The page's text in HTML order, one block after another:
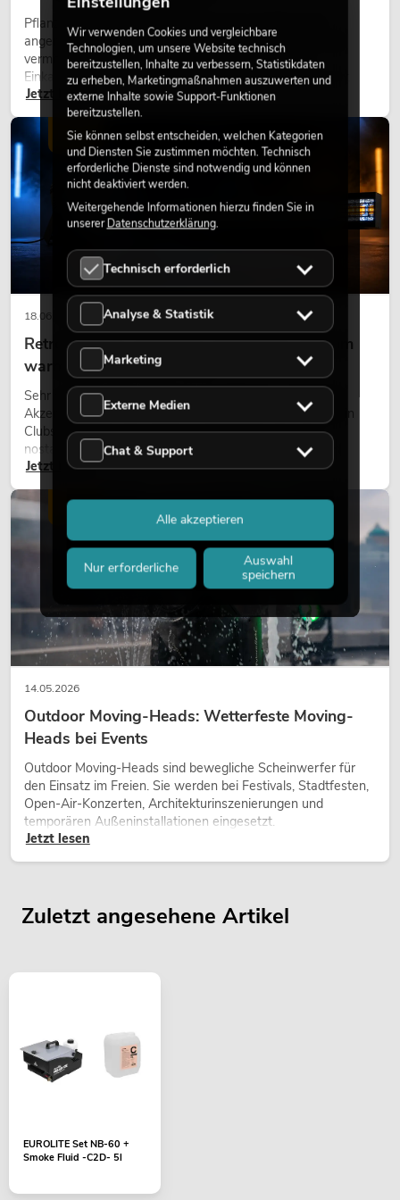
Pflanzen machen Räume lebendig. Sie schaffen eine
angenehme Atmosphäre, verbessern das Ambiente und
vermitteln Natürlichkeit. Ob in Hotels, Restaurants,
Einkaufszentren, Bürogebäuden oder auf Messeständen:
eine hochwertige Begrünung gehört heute längst zum
modernen Raumkonzept.
Jetzt lesen
18.06.2026
Retro-Licht im modernen Lichtdesign: Warum
warmes Licht wieder wirkt
Sehr warmes Licht, sichtbare Leuchtflächen und farbige
Akzente prägen viele aktuelle Lichtdesigns auf Bühnen, in
Clubs und bei Events. Retro-Licht ist dabei kein rein
nostalgischer Effekt, sondern ein bewusst eingesetztes
Gestaltungsmittel: Es schafft Atmosphäre, gibt Szenen
Charakter und kann technische LED-Setups emotionaler
wirken lassen.
Jetzt lesen
LICHT
14.05.2026
Outdoor Moving-Heads: Wetterfeste Moving-
Heads bei Events
Outdoor Moving-Heads sind bewegliche Scheinwerfer für
den Einsatz im Freien. Sie werden bei Festivals, Stadtfesten,
Open-Air-Konzerten, Architekturinszenierungen und
temporären Außeninstallationen eingesetzt.
Jetzt lesen
LICHT
Zuletzt angesehene Artikel
EUROLITE Set NB-60 +
Smoke Fluid -C2D- 5l
Wir verwenden Cookies und vergleichbare
Technologien, um unsere Website technisch
bereitzustellen, Inhalte zu verbessern, Statistikdaten
zu erheben, Marketingmaßnahmen auszuwerten und
externe Inhalte sowie Support-Funktionen
bereitzustellen.
Sie können selbst entscheiden, welchen Kategorien
und Diensten Sie zustimmen möchten. Technisch
erforderliche Dienste sind notwendig und können
nicht deaktiviert werden.
Weitergehende Informationen hierzu finden Sie in
unsererDatenschutzerklärung.
Technisch erforderlich
Analyse & Statistik
Marketing
Externe Medien
Chat & Support
Nur erforderliche
Auswahl
speichern
Alle akzeptieren